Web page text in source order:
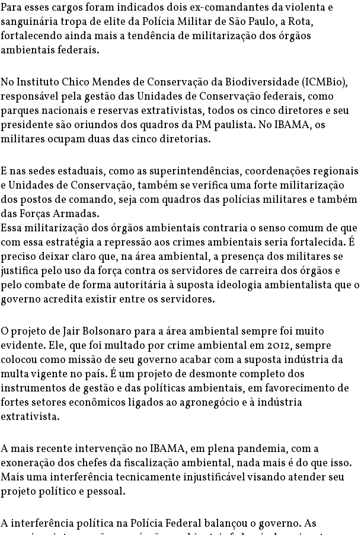
Para esses cargos foram indicados dois ex-comandantes da violenta e
sanguinária tropa de elite da Polícia Militar de São Paulo, a Rota,
fortalecendo ainda mais a tendência de militarização dos órgãos
ambientais federais.
No Instituto Chico Mendes de Conservação da Biodiversidade (ICMBio),
responsável pela gestão das Unidades de Conservação federais, como
parques nacionais e reservas extrativistas, todos os cinco diretores e seu
presidente são oriundos dos quadros da PM paulista. No IBAMA, os
militares ocupam duas das cinco diretorias.
E nas sedes estaduais, como as superintendências, coordenações regionais
e Unidades de Conservação, também se verifica uma forte militarização
dos postos de comando, seja com quadros das polícias militares e também
das Forças Armadas.
Essa militarização dos órgãos ambientais contraria o senso comum de que
com essa estratégia a repressão aos crimes ambientais seria fortalecida. É
preciso deixar claro que, na área ambiental, a presença dos militares se
justifica pelo uso da força contra os servidores de carreira dos órgãos e
pelo combate de forma autoritária à suposta ideologia ambientalista que o
governo acredita existir entre os servidores.
O projeto de Jair Bolsonaro para a área ambiental sempre foi muito
evidente. Ele, que foi multado por crime ambiental em 2012, sempre
colocou como missão de seu governo acabar com a suposta indústria da
multa vigente no país. É um projeto de desmonte completo dos
instrumentos de gestão e das políticas ambientais, em favorecimento de
fortes setores econômicos ligados ao agronegócio e à indústria
extrativista.
A mais recente intervenção no IBAMA, em plena pandemia, com a
exoneração dos chefes da fiscalização ambiental, nada mais é do que isso.
Mais uma interferência tecnicamente injustificável visando atender seu
projeto político e pessoal.
A interferência política na Polícia Federal balançou o governo. As